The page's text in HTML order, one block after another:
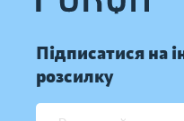
Підписатися на
розсилку